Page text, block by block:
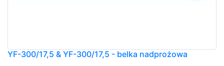
YF-300/17,5 & YF-300/17,5 - belka nadprożowa